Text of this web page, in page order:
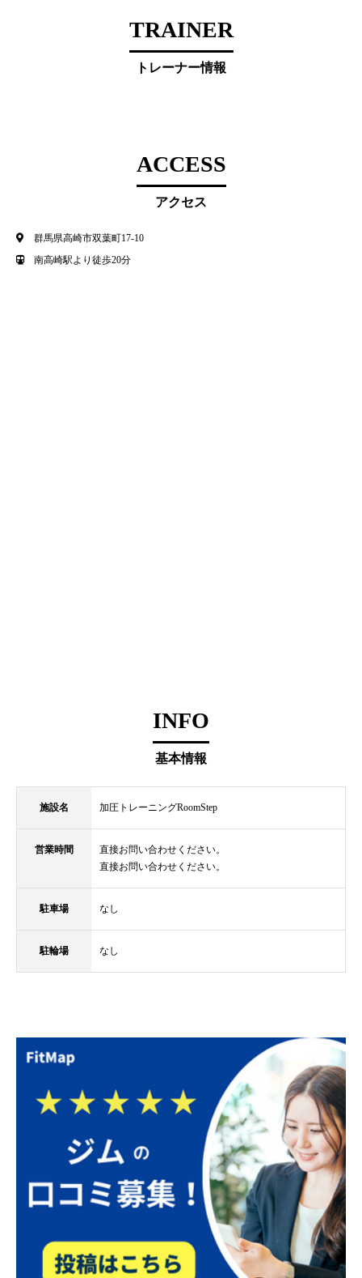
TRAINER
トレーナー情報
ACCESS
アクセス
群馬県高崎市双葉町17-10
南高崎駅より徒歩20分
INFO
基本情報
施設名 加圧トレーニングRoomStep
営業時間
直接お問い合わせください。
直接お問い合わせください。
駐車場 なし
駐輪場 なし